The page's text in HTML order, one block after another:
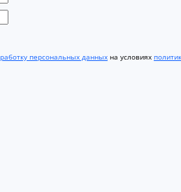
персональных данных на условиях